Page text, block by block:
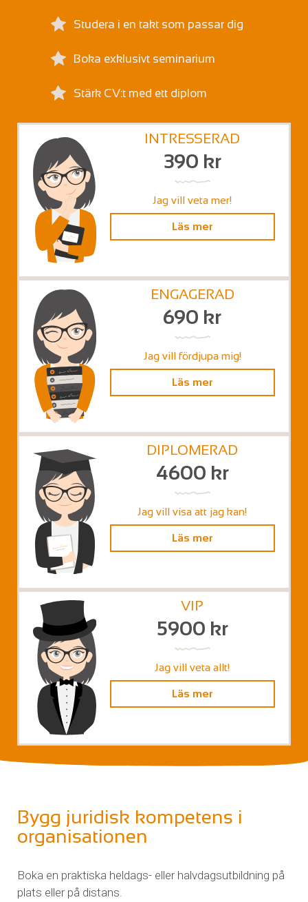
Studera i en takt som passar dig
Boka exklusivt seminarium
Stärk CV:t med ett diplom
INTRESSERAD
390 kr
Jag vill veta mer!
Läs mer
ENGAGERAD
690 kr
Jag vill fördjupa mig!
Läs mer
DIPLOMERAD
4600 kr
Jag vill visa att jag kan!
Läs mer
VIP
5900 kr
Jag vill veta allt!
Läs mer
Bygg juridisk kompetens i
organisationen
Boka en praktiska heldags- eller halvdagsutbildning på
plats eller på distans.